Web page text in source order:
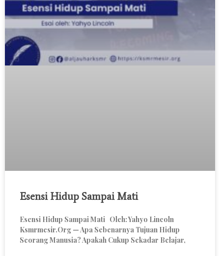
Esensi Hidup Sampai Mati
Esensi Hidup Sampai Mati Oleh: Yahyo Lincoln
Ksmrmesir.org — Apa Sebenarnya Tujuan Hidup
Seorang Manusia? Apakah Cukup Sekadar Belajar,